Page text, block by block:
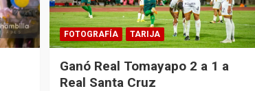
FOTOGRAFÍA TARIJA
Ganó Real Tomayapo 2 a 1 a
Real Santa Cruz